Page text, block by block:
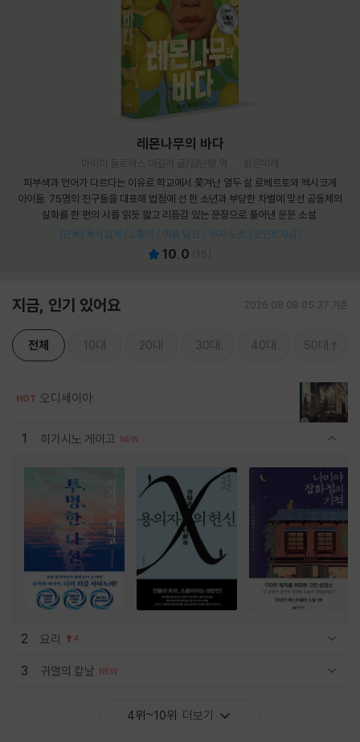
레몬나무의 바다
피부색과 언어가 다르다는 이유로 학교에서 쫓겨난 열두 살 로베르토와 멕시코계
아이들. 75명의 친구들을 대표해 법정에 선 한 소년과 부당한 차별에 맞선 공동체의
실화를 한 편의 시를 읽듯 짧고 리듬감 있는 문장으로 풀어낸 운문 소설.
[단독] 독서집게 / L홀더 / 여름 담요 / 무지 노트 (포인트차감)
10.0
지금, 인기 있어요 2026.08.08 05:37 기준
전체 10대 20대 30대 40대 50대
HOT 오디세이아
1 히가시노 게이고
2 요리 4
3 귀멸의 칼날
4위~10위 더보기